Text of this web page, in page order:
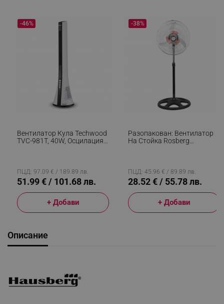
Вентилатор Кула Techwood
TVC-981T, 40W, Осцилация,
-46%
ПЦД: 97.09 € / 189.89 лв.
51.99 € / 101.68 лв.
+ Добави
Разопакован: Вентилатор
На Стойка Rosberg
-38%
ПЦД: 45.96 € / 89.89 лв.
28.52 € / 55.78 лв.
+ Добави
Описание